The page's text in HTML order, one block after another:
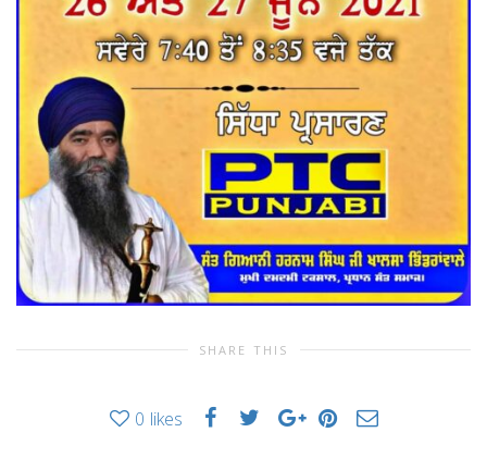
SHARE THIS
0 likes